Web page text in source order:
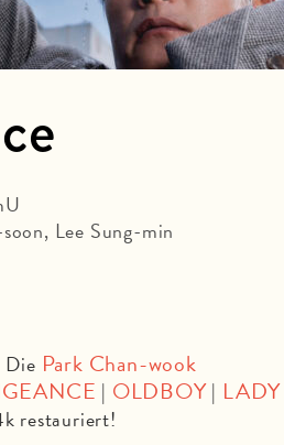
Lee Sung-min
Die Park Chan-wook
| OLDBOY| LADY
restauriert!